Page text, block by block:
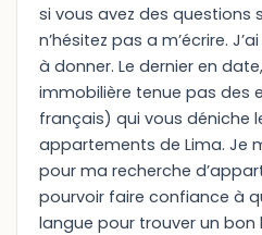
si vous avez des questions
n’hésitez pas a m’écrire.
à donner. Le dernier en
immobilière tenue pas des
français) qui vous déniche
appartements de Lima. Je
pour ma recherche
pourvoir faire confiance à
langue pour trouver un